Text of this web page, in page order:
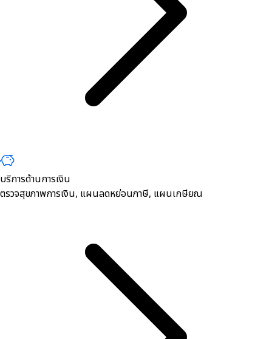
บริการด้านการเงิน
ตรวจสุขภาพการเงิน, ​แผนลดหย่อนภาษี, แผนเกษียณ